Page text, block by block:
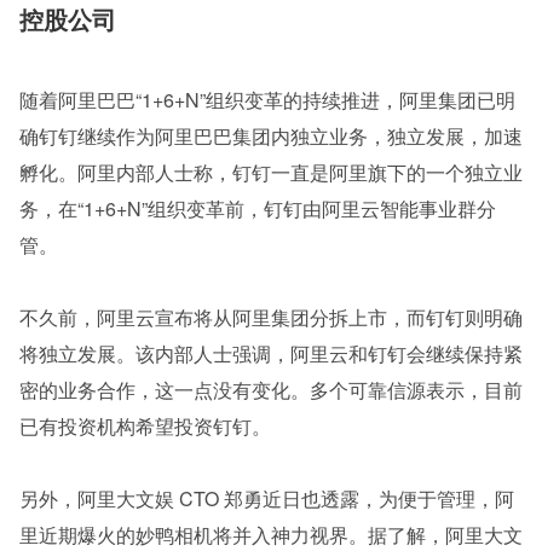
控股公司
随着阿里巴巴“1+6+N”组织变革的持续推进，阿里集团已明
确钉钉继续作为阿里巴巴集团内独立业务，独立发展，加速
孵化。阿里内部人士称，钉钉一直是阿里旗下的一个独立业
务，在“1+6+N”组织变革前，钉钉由阿里云智能事业群分
管。
不久前，阿里云宣布将从阿里集团分拆上市，而钉钉则明确
将独立发展。该内部人士强调，阿里云和钉钉会继续保持紧
密的业务合作，这一点没有变化。多个可靠信源表示，目前
已有投资机构希望投资钉钉。
另外，阿里大文娱 CTO 郑勇近日也透露，为便于管理，阿
里近期爆火的妙鸭相机将并入神力视界。据了解，阿里大文